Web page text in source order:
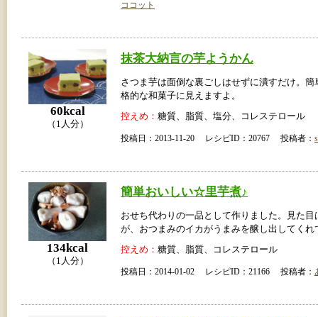
ココット
60kcal
（1人分）
抹茶大納言の芋ようかん
さつま芋は面倒な裏ごしはせずに潰すだけ。簡
格的な和菓子に見えますよ。
控えめ： 糖質、脂質、塩分、コレステロール
投稿日：2013-11-20 レシピID：20767 投稿者：
134kcal
（1人分）
簡単おいしい☆里芋煮♪
おせち代わりの一品として作りました。見た目
が、おつまみのイカがうまみを醸し出してくれ
控えめ： 糖質、脂質、コレステロール
投稿日：2014-01-02 レシピID：21166 投稿者：